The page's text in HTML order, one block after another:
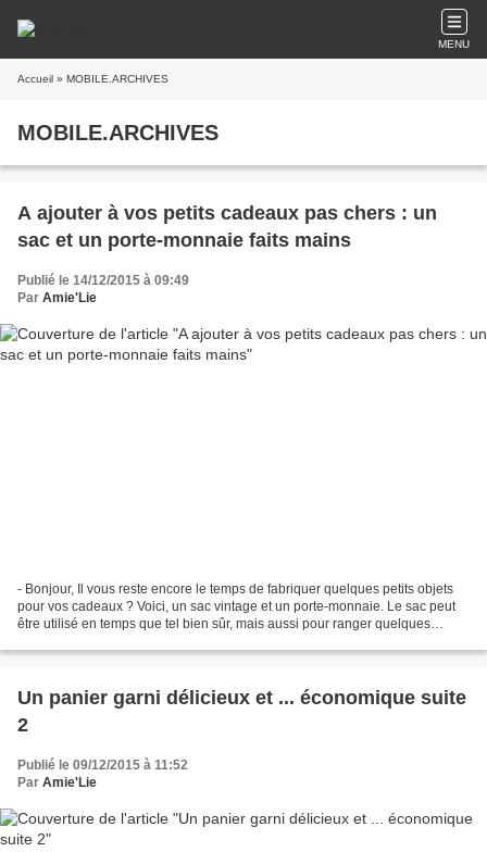
MENU
Accueil » MOBILE.ARCHIVES
MOBILE.ARCHIVES
A ajouter à vos petits cadeaux pas chers : un
sac et un porte-monnaie faits mains
Publié le 14/12/2015 à 09:49
Par Amie'Lie
- Bonjour, Il vous reste encore le temps de fabriquer quelques petits objets
pour vos cadeaux ? Voici, un sac vintage et un porte-monnaie. Le sac peut
être utilisé en temps que tel bien sûr, mais aussi pour ranger quelques
Un panier garni délicieux et ... économique suite
2
Publié le 09/12/2015 à 11:52
Par Amie'Lie